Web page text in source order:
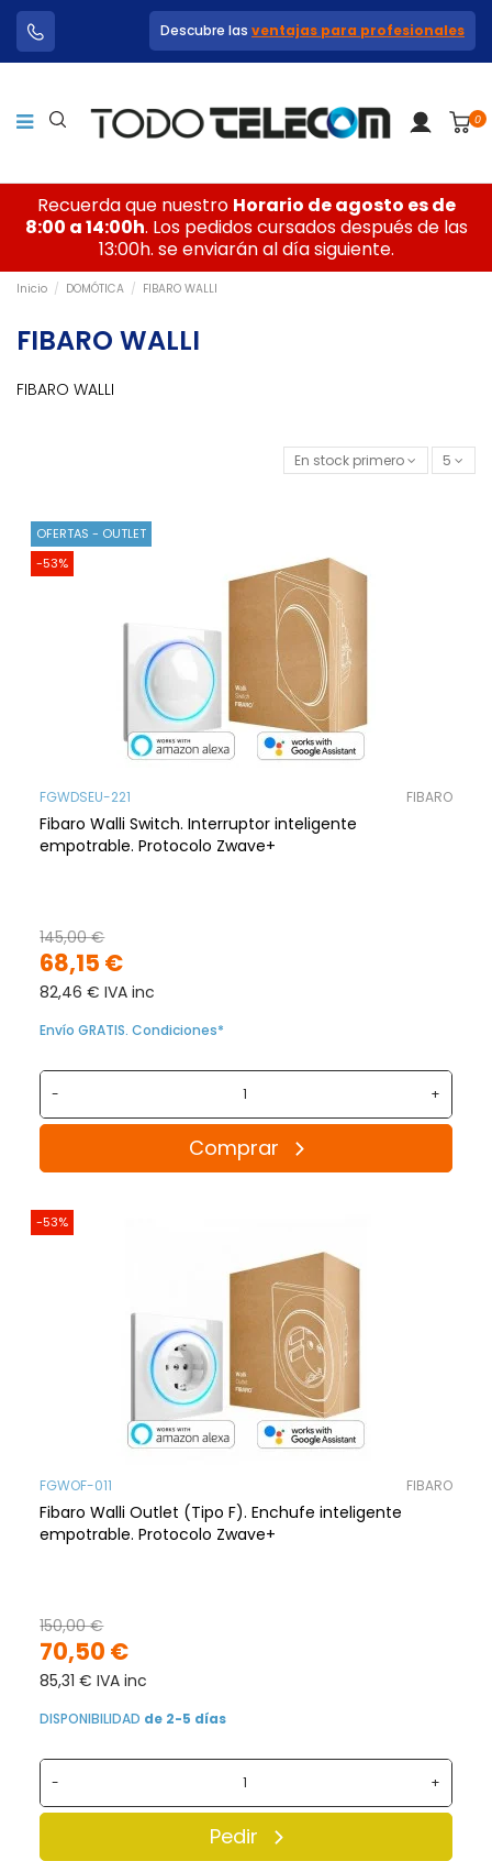
Descubre las ventajas para profesionales
0
Recuerda que nuestro Horario de agosto es de
8:00 a 14:00h. Los pedidos cursados después de las
13:00h. se enviarán al día siguiente.
Inicio DOMÓTICA FIBARO WALLI
FIBARO WALLI
FIBARO WALLI
En stock primero 5
OFERTAS - OUTLET
-53%
FGWDSEU-221 FIBARO
Fibaro Walli Switch. Interruptor inteligente
empotrable. Protocolo Zwave+
68,15 €
145,00 €
82,46 € IVA inc
Envío GRATIS. Condiciones*
- +
Comprar
-53%
FGWOF-011 FIBARO
Fibaro Walli Outlet (Tipo F). Enchufe inteligente
empotrable. Protocolo Zwave+
70,50 €
150,00 €
85,31 € IVA inc
DISPONIBILIDAD de 2-5 días
- +
Pedir